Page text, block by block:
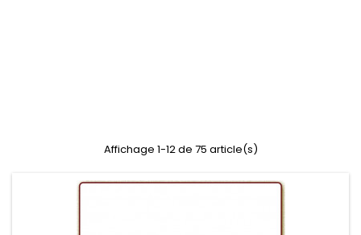
Affichage 1-12 de 75 article(s)